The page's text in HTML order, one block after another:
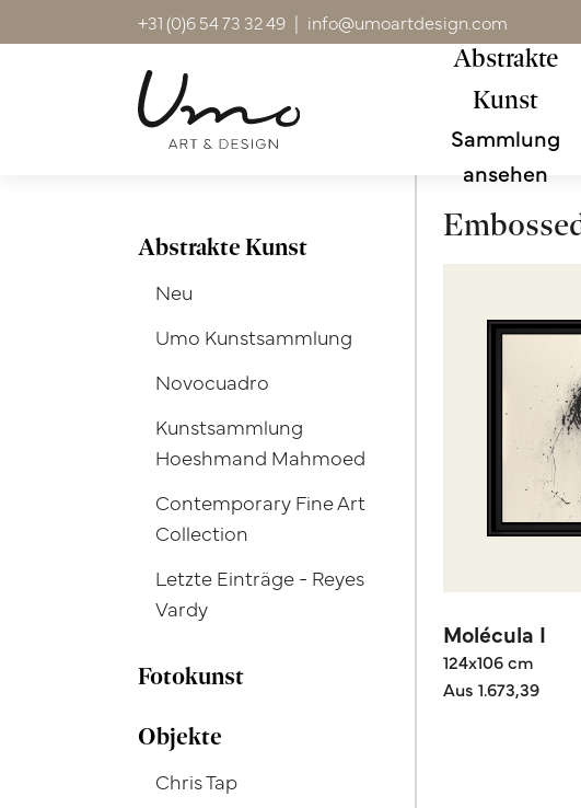
+31 (0)6 54 73 32 49 | info@umoartdesign.com
Abstrakte
Kunst
Sammlung
ansehen
Abstrakte Kunst
Neu
Umo Kunstsammlung
Novocuadro
Kunstsammlung
Hoeshmand Mahmoed
Contemporary Fine Art
Collection
Letzte Einträge - Reyes
Vardy
Fotokunst
Objekte
Chris Tap
Molécula I
124x106 cm
Aus 1.673,39